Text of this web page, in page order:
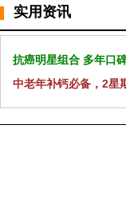
实用资讯
抗癌明星组合 多年口
中老年补钙必备，2星